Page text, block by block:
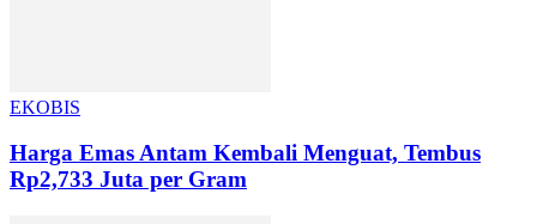
EKOBIS
Harga Emas Antam Kembali Menguat, Tembus
Rp2,733 Juta per Gram